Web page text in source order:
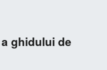
ghidului de